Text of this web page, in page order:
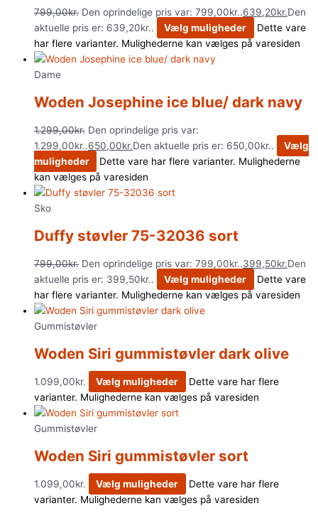
799,00kr. Den oprindelige pris var: 799,00kr..639,20kr.Den
aktuelle pris er: 639,20kr..
Vælg muligheder
Dette vare
har flere varianter. Mulighederne kan vælges på varesiden
Dame
Woden Josephine ice blue/ dark navy
1.299,00kr. Den oprindelige pris var:
1.299,00kr..650,00kr.Den aktuelle pris er: 650,00kr..
Vælg
muligheder
Dette vare har flere varianter. Mulighederne
kan vælges på varesiden
Sko
Duffy støvler 75-32036 sort
799,00kr. Den oprindelige pris var: 799,00kr..399,50kr.Den
aktuelle pris er: 399,50kr..
Vælg muligheder
Dette vare
har flere varianter. Mulighederne kan vælges på varesiden
Gummistøvler
Woden Siri gummistøvler dark olive
1.099,00kr. Vælg muligheder
Dette vare har flere
varianter. Mulighederne kan vælges på varesiden
Gummistøvler
Woden Siri gummistøvler sort
1.099,00kr. Vælg muligheder
Dette vare har flere
varianter. Mulighederne kan vælges på varesiden